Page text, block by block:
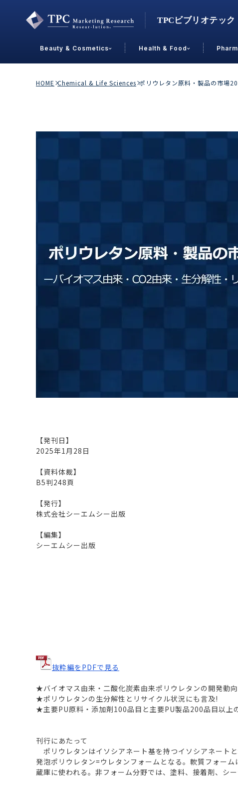
Beauty & Cosmetics Health & Food
業界で選ぶ
Contact Us
海外
Pharmaceuticals & Medical
患者調査
ドクター調査
デジタル・Dtx
その他
Chemical &
ファイン・スペシ
プラスチック・容
戦略調査 素材・原料・R&D調査
HOME Chemical & Life Sciences ポリウレタン原料・製品の市場
【発刊日】
2025年1月28日
【資料体裁】
B5判248頁
【発行】
株式会社シーエムシー出版
【編集】
シーエムシー出版
抜粋編をPDFで見る
★バイオマス由来・二酸化炭素由来ポリウレタンの開発動
★ポリウレタンの生分解性とリサイクル状況にも言及!
★主要PU原料・添加剤100品目と主要PU製品200品目以上
刊行にあたって
ポリウレタンはイソシアネート基を持つイソシアネート
発泡ポリウレタン=ウレタンフォームとなる。軟質フォー
蔵庫に使われる。非フォーム分野では、塗料、接着剤、シ